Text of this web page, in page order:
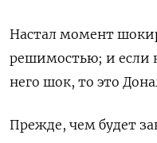
Настал момент
решимостью; и если
него шок, то это
Прежде, чем будет